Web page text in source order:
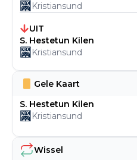
Wissel
Gele Kaart
S. Hestetun Kilen
Kristiansund
Kristiansund
UIT
S. Hestetun Kilen
Kristiansund